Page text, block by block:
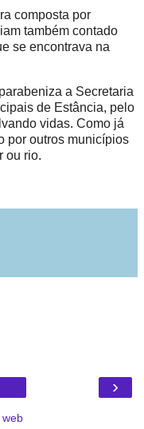
composta por
também contado
se encontrava na
a Secretaria
de Estância, pelo
vidas. Como já
por outros municípios
ou rio.
›